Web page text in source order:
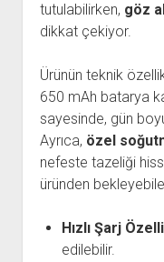
tutulabilirken, göz
dikkat çekiyor.
Ürünün teknik
650 mAh batarya
sayesinde, gün
Ayrıca, özel
nefeste tazeliği
üründen
Hızlı Şarj
edilebilir.